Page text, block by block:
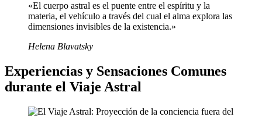
«El cuerpo astral es el puente entre el espíritu y la
materia, el vehículo a través del cual el alma explora las
dimensiones invisibles de la existencia.»
Helena Blavatsky
Experiencias y Sensaciones Comunes
durante el Viaje Astral